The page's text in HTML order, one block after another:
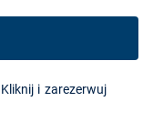
i zarezerwuj